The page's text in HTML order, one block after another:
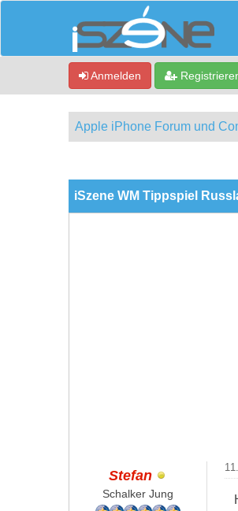
Anmelden
Apple iPhone Forum und
iSzene WM Tippspiel
Stefan
Schalker Jung